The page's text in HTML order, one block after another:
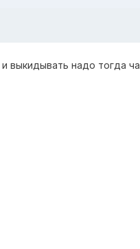
надо тогда